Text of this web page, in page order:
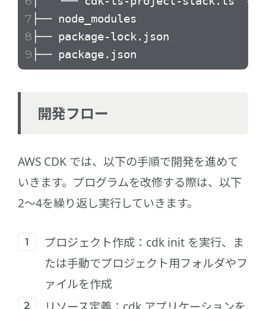
├── node_modules # Node.js
├── package-lock.json #
├── package.json # 依存ライブラ
開発フロー
AWS CDK では、以下の手順で開発を進めて
いきます。プログラムを改修する際は、以下
2～4を繰り返し実行していきます。
プロジェクト作成：cdk init を実行、ま
たは手動でプロジェクト用フォルダやフ
ァイルを作成